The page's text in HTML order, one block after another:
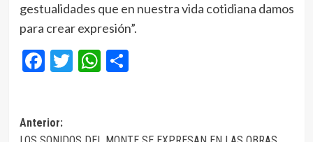
gestualidades que en nuestra vida cotidiana damos
para crear expresión”.
Facebook
Twitter
WhatsApp
Compartir
Navegación
Anterior: